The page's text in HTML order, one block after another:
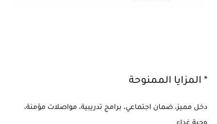
* المزايا الممنوحة
دخل مميز، ضمان اجتماعي، برامج تدريبية، مواصلات مؤمنة،